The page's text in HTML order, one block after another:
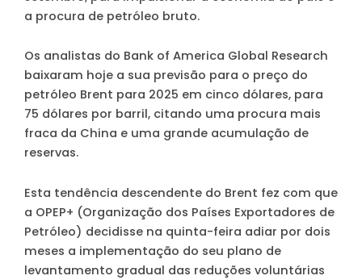
a procura de petróleo bruto.
Os analistas do Bank of America Global Research
baixaram hoje a sua previsão para o preço do
petróleo Brent para 2025 em cinco dólares, para
75 dólares por barril, citando uma procura mais
fraca da China e uma grande acumulação de
reservas.
Esta tendência descendente do Brent fez com que
a OPEP+ (Organização dos Países Exportadores de
Petróleo) decidisse na quinta-feira adiar por dois
meses a implementação do seu plano de
levantamento gradual das reduções voluntárias